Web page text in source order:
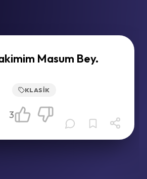
Masum Bey.
KLASIK
3